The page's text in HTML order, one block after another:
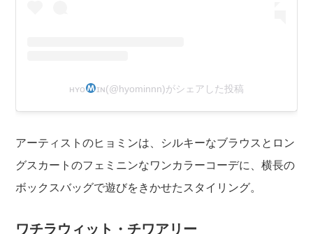
ʜʏᴏ ɪɴ(@hyominnn)がシェアした投稿
アーティストのヒョミンは、シルキーなブラウスとロン
グスカートのフェミニンなワンカラーコーデに、横長の
ボックスバッグで遊びをきかせたスタイリング。
ワチラウィット・チワアリー